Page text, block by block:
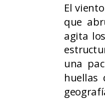
El
que
agita
una
huellas